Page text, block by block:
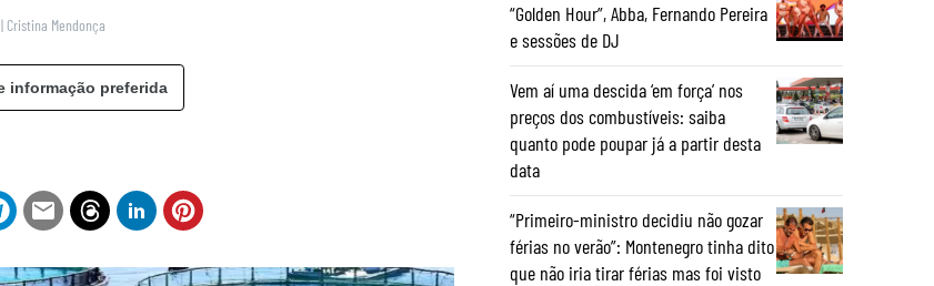
| Cristina Mendonça
informação preferida
“Golden Hour”, Abba, Fernando Pereira
e sessões de DJ
Vem aí uma descida ‘em força’ nos
preços dos combustíveis: saiba
quanto pode poupar já a partir desta
data
“Primeiro-ministro decidiu não gozar
férias no verão”: Montenegro tinha dito
que não iria tirar férias mas foi visto